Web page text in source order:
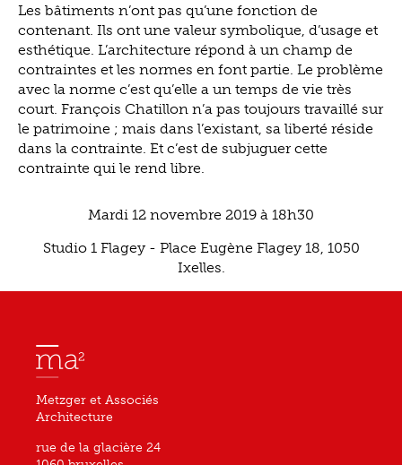
Les bâtiments n’ont pas qu’une fonction de
contenant. Ils ont une valeur symbolique, d’usage et
esthétique. L’architecture répond à un champ de
contraintes et les normes en font partie. Le problème
avec la norme c’est qu’elle a un temps de vie très
court. François Chatillon n’a pas toujours travaillé sur
le patrimoine ; mais dans l’existant, sa liberté réside
dans la contrainte. Et c’est de subjuguer cette
contrainte qui le rend libre.
Mardi 12 novembre 2019 à 18h30
Studio 1 Flagey - Place Eugène Flagey 18, 1050
Ixelles.
Metzger et Associés
Architecture
rue de la glacière 24